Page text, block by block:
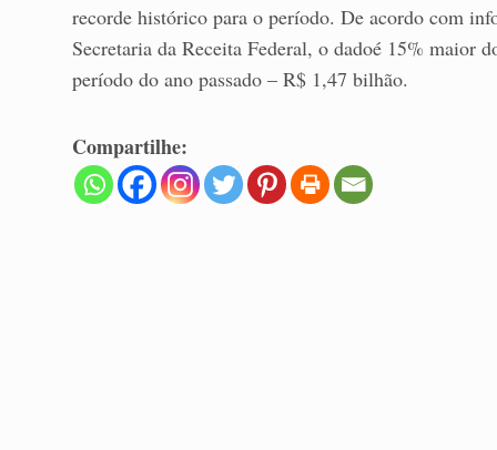
recorde histórico para o período. De acordo com
Secretaria da Receita Federal, o dadoé 15% maior
período do ano passado – R$ 1,47 bilhão.
Compartilhe: